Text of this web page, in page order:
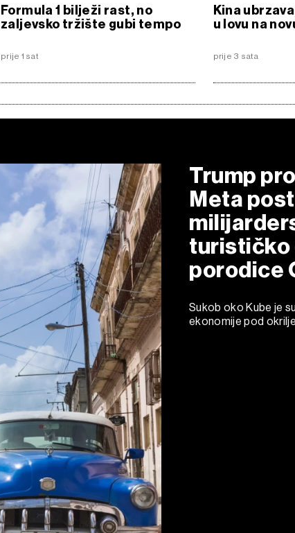
Formula 1 bilježi rast, no
zaljevsko tržište gubi tempo
prije 1 sat
Kina
u lovu na
prije 3 sata
Trump
Meta
turističko
porodice
Sukob oko Kube je
ekonomije pod